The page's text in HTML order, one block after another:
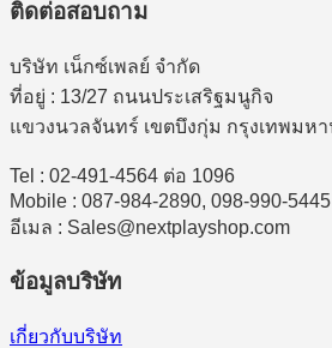
ติดต่อสอบถาม
บริษัท เน็กซ์เพลย์ จำกัด
ที่อยู่ : 13/27 ถนนประเสริฐมนูกิจ
แขวงนวลจันทร์ เขตบึงกุ่ม กรุงเทพมห
Tel : 02-491-4564 ต่อ 1096
Mobile : 087-984-2890, 098-990-5445
อีเมล : Sales@nextplayshop.com
ข้อมูลบริษัท
เกี่ยวกับบริษัท